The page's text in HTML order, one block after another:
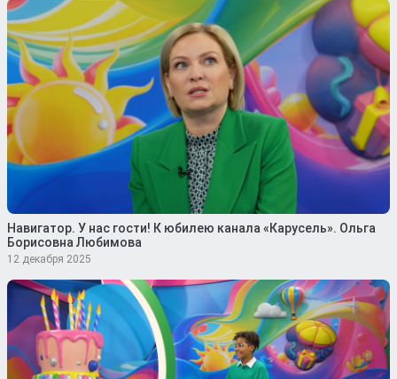
Навигатор. У нас гости! К юбилею канала «Карусель». Ольга
Борисовна Любимова
12 декабря 2025